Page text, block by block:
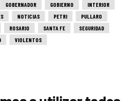
GOBERNADOR GOBIERNO
INTERIOR
NOTICIAS PETRI
PULLARO
ROSARIO SANTA FE
SEGURIDAD
VIOLENTOS